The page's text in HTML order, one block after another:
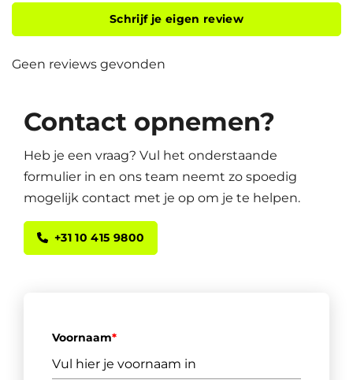
Schrijf je eigen review
Geen reviews gevonden
Contact opnemen?
Heb je een vraag? Vul het onderstaande
formulier in en ons team neemt zo spoedig
mogelijk contact met je op om je te helpen.
+31 10 415 9800
Voornaam*